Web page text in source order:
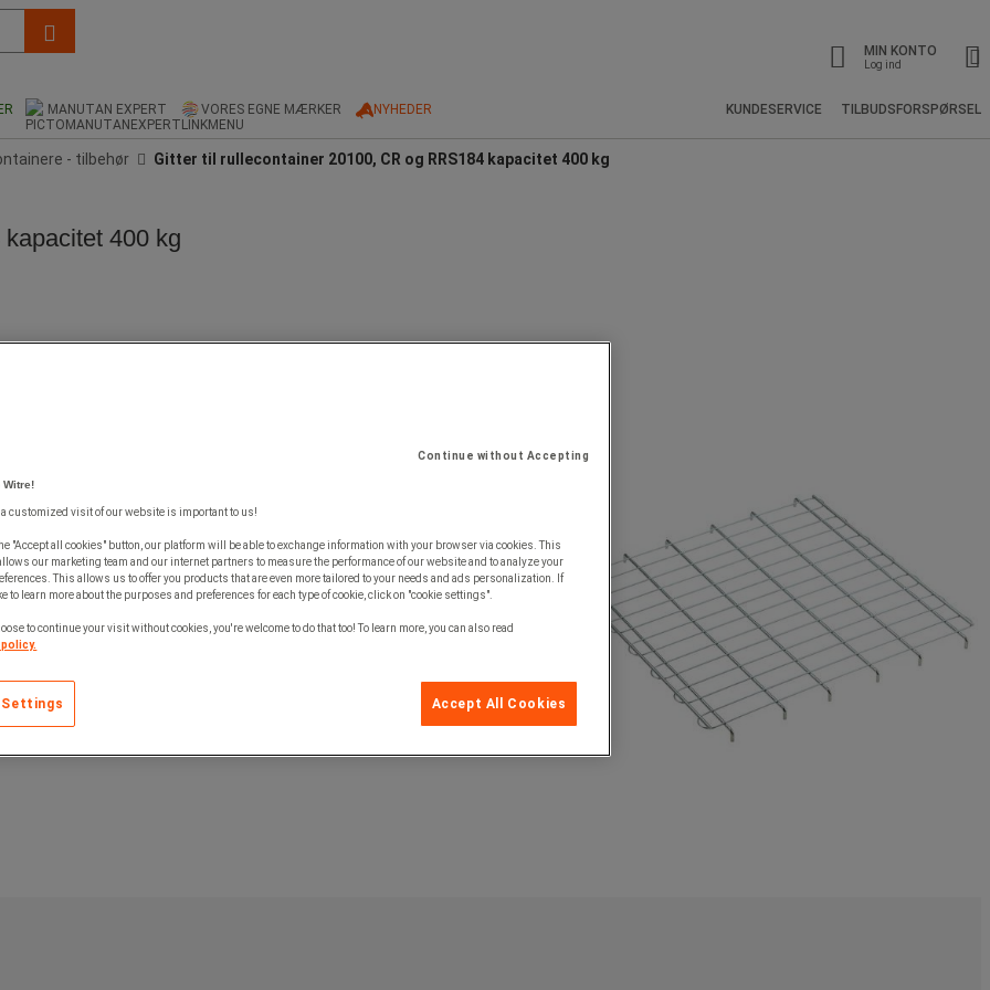
MIN KONTO
Log ind
MANUTAN EXPERT VORES EGNE MÆRKER NYHEDER KUNDESERVICE TILBUDSFORSPØRSEL
- tilbehør Gitter til rullecontainer 20100, CR og RRS184 kapacitet 400 kg
400 kg
Continue without Accepting
Witre!
customized visit of our website is important to us!
"Accept all cookies" button, our platform will be able to exchange information with your browser via cookies. This
our marketing team and our internet partners to measure the performance of our website and to analyze your
This allows us to offer you products that are even more tailored to your needs and ads personalization. If
to learn more about the purposes and preferences for each type of cookie, click on "cookie settings".
to continue your visit without cookies, you're welcome to do that too! To learn more, you can also read
Accept All Cookies